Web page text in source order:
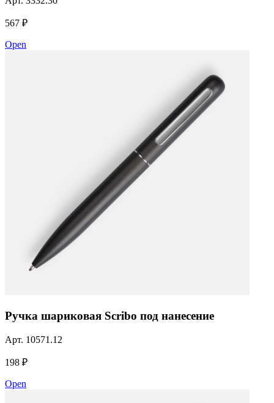
567 ₽
Open
Ручка шариковая Scribo под нанесение
Арт. 10571.12
198 ₽
Open